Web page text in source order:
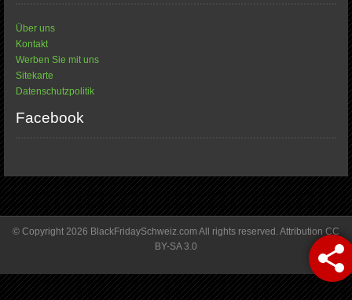
Über uns
Kontakt
Werben Sie mit uns
Sitekarte
Datenschutzpolitik
Facebook
© Copyright 2026 BlackFridaySchweiz.com All rights reserved. Attribution CC
BY-SA 3.0